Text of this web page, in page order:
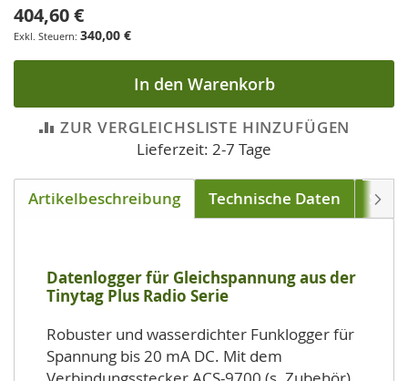
404,60 €
340,00 €
In den Warenkorb
ZUR VERGLEICHSLISTE HINZUFÜGEN
Lieferzeit: 2-7 Tage
Artikelbeschreibung Technische Daten
Datenlogger für Gleichspannung aus der
Tinytag Plus Radio Serie
Robuster und wasserdichter Funklogger für
Spannung bis 20 mA DC. Mit dem